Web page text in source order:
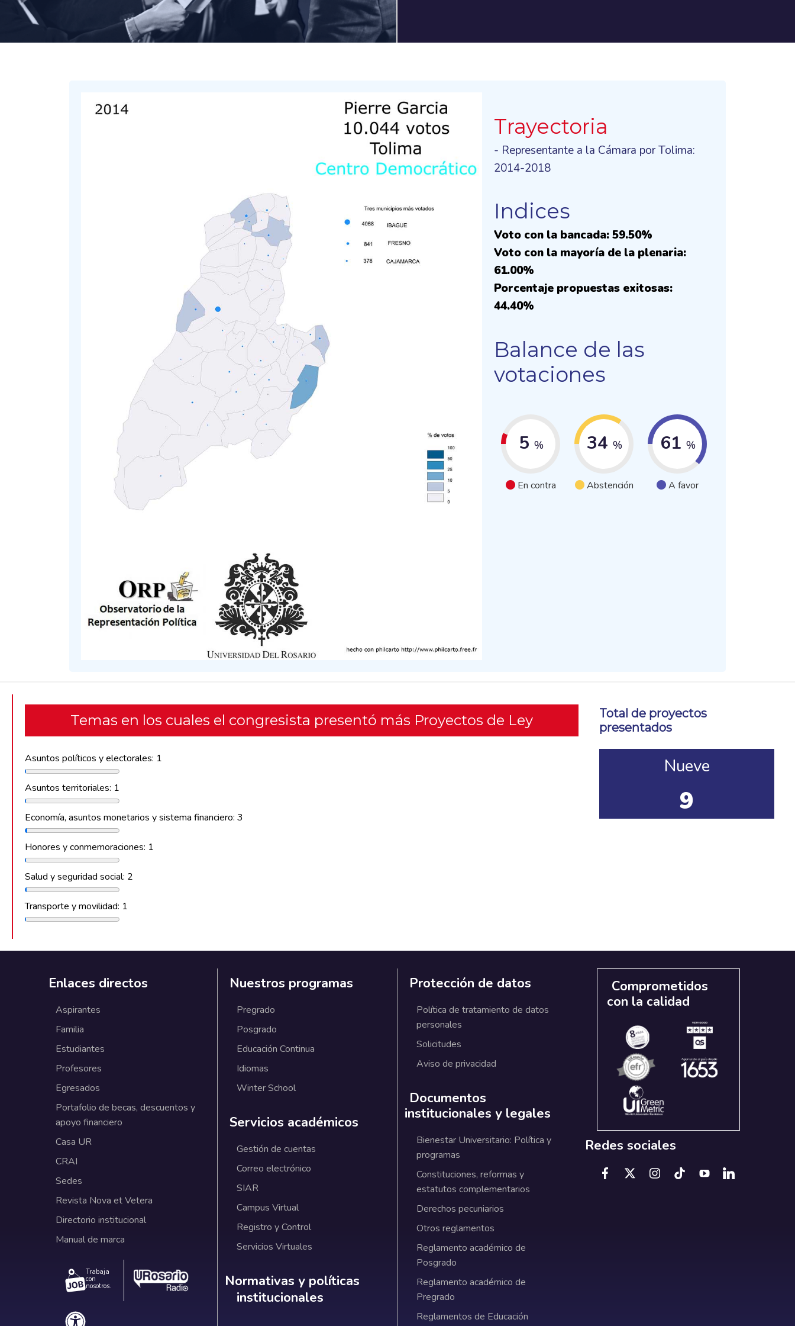
Trayectoria
- Representante a la Cámara por Tolima:
2014-2018
Indices
Voto con la bancada: 59.50%
Voto con la mayoría de la plenaria:
61.00%
Porcentaje propuestas exitosas:
44.40%
Balance de las
votaciones
5 %
En contra
34 %
Abstención
61 %
A favor
Temas en los cuales el congresista presentó más Proyectos de Ley
Asuntos políticos y electorales: 1
Asuntos territoriales: 1
Economía, asuntos monetarios y sistema financiero: 3
Honores y conmemoraciones: 1
Salud y seguridad social: 2
Transporte y movilidad: 1
Total de proyectos
presentados
Nueve
9
Enlaces directos
Aspirantes
Familia
Estudiantes
Profesores
Egresados
Portafolio de becas, descuentos y
apoyo financiero
Casa UR
CRAI
Sedes
Revista Nova et Vetera
Directorio institucional
Manual de marca
Trabaja
con
nosotros.
Nuestros programas
Pregrado
Posgrado
Educación Continua
Idiomas
Winter School
Servicios académicos
Gestión de cuentas
Correo electrónico
SIAR
Campus Virtual
Registro y Control
Servicios Virtuales
Normativas y políticas institucionales
Normativas y políticas
institucionales
Protección de datos
Política de tratamiento de datos
personales
Solicitudes
Aviso de privacidad
Documentos
institucionales y legales
Bienestar Universitario: Política y
programas
Constituciones, reformas y
estatutos complementarios
Derechos pecuniarios
Otros reglamentos
Reglamento académico de
Posgrado
Reglamento académico de
Pregrado
Reglamentos de Educación
Comprometidos
con la calidad
Redes sociales